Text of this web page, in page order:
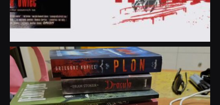
dobryhorror
Lip 31